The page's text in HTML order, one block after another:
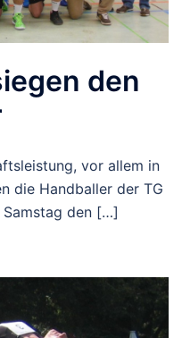
den
vor allem in
die Handballer der TG
Samstag den […]